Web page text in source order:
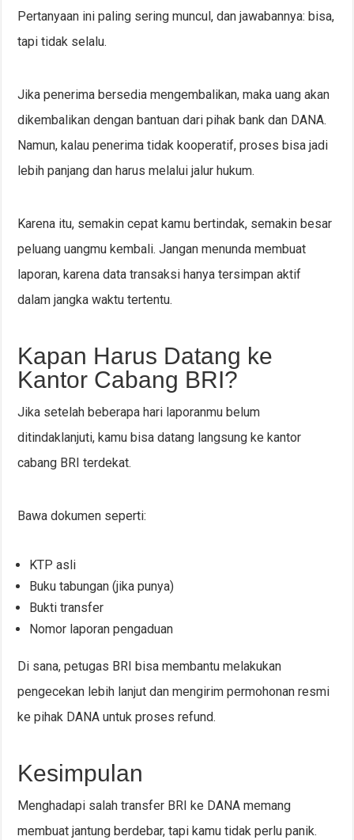
Pertanyaan ini paling sering muncul, dan jawabannya: bisa,
tapi tidak selalu.
Jika penerima bersedia mengembalikan, maka uang akan
dikembalikan dengan bantuan dari pihak bank dan DANA.
Namun, kalau penerima tidak kooperatif, proses bisa jadi
lebih panjang dan harus melalui jalur hukum.
Karena itu, semakin cepat kamu bertindak, semakin besar
peluang uangmu kembali. Jangan menunda membuat
laporan, karena data transaksi hanya tersimpan aktif
dalam jangka waktu tertentu.
Kapan Harus Datang ke
Kantor Cabang BRI?
Jika setelah beberapa hari laporanmu belum
ditindaklanjuti, kamu bisa datang langsung ke kantor
cabang BRI terdekat.
Bawa dokumen seperti:
KTP asli
Buku tabungan (jika punya)
Bukti transfer
Nomor laporan pengaduan
Di sana, petugas BRI bisa membantu melakukan
pengecekan lebih lanjut dan mengirim permohonan resmi
ke pihak DANA untuk proses refund.
Kesimpulan
Menghadapi salah transfer BRI ke DANA memang
membuat jantung berdebar, tapi kamu tidak perlu panik.